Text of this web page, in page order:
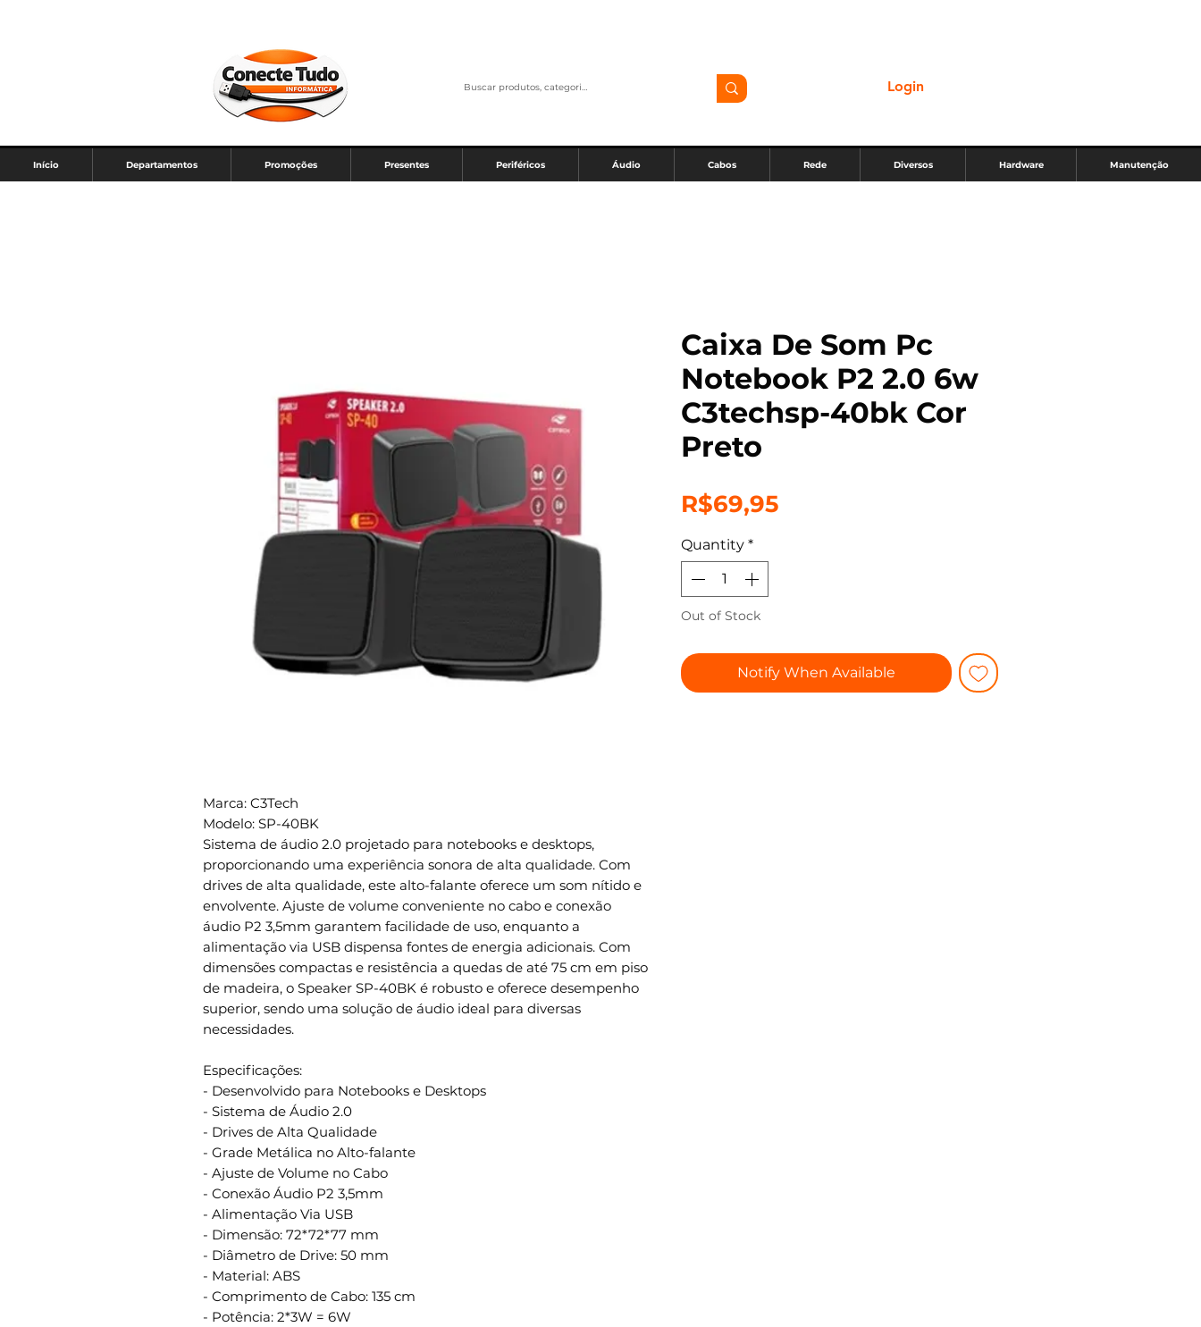
Login
Marca: C3Tech
Modelo: SP-40BK
Sistema de áudio 2.0 projetado para notebooks e desktops,
proporcionando uma experiência sonora de alta qualidade. Com
drives de alta qualidade, este alto-falante oferece um som nítido e
envolvente. Ajuste de volume conveniente no cabo e conexão
áudio P2 3,5mm garantem facilidade de uso, enquanto a
alimentação via USB dispensa fontes de energia adicionais. Com
dimensões compactas e resistência a quedas de até 75 cm em piso
de madeira, o Speaker SP-40BK é robusto e oferece desempenho
superior, sendo uma solução de áudio ideal para diversas
necessidades.
Especificações:
- Desenvolvido para Notebooks e Desktops
- Sistema de Áudio 2.0
- Drives de Alta Qualidade
- Grade Metálica no Alto-falante
- Ajuste de Volume no Cabo
- Conexão Áudio P2 3,5mm
- Alimentação Via USB
- Dimensão: 72*72*77 mm
- Diâmetro de Drive: 50 mm
- Material: ABS
- Comprimento de Cabo: 135 cm
- Potência: 2*3W = 6W
Caixa De Som Pc
Notebook P2 2.0 6w
C3techsp-40bk Cor
Preto
R$69,95Price
Quantity *
Out of Stock
Notify When Available
Início Departamentos Promoções Presentes Periféricos Áudio Cabos Rede Diversos Hardware Manutenção